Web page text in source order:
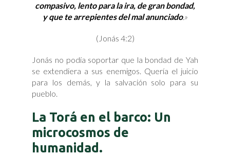
compasivo, lento para la ira, de gran bondad,
y que te arrepientes del mal anunciado.»
(Jonás 4:2)
Jonás no podía soportar que la bondad de Yah
se extendiera a sus enemigos. Quería el juicio
para los demás, y la salvación solo para su
pueblo.
La Torá en el barco: Un
microcosmos de
humanidad.